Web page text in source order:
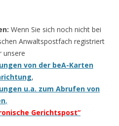
Wenn Sie sich noch nicht bei
Anwaltspostfach registriert
unsere
von der beA-Karten
,
u.a. zum Abrufen von
,
Gerichtspost“